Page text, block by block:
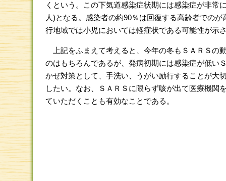
くという。この下気道感染症状期には感染症が非
人)となる。感染者の約90％は回復する高齢者での
行地域では小児においては軽症状である可能性が示
上記をふまえて考えると、今年の冬もＳＡＲＳの
のはもちろんであるが、発病初期には感染症が低い
かぜ対策として、手洗い、うがい励行することが大
したい。なお、ＳＡＲＳに限らず咳が出て医療機関
ていただくことも有効なことである。